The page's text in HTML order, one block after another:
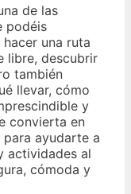
de las
podéis
una ruta
libre, descubrir
también
llevar, cómo
y
convierta en
ayudarte a
actividades al
cómoda y